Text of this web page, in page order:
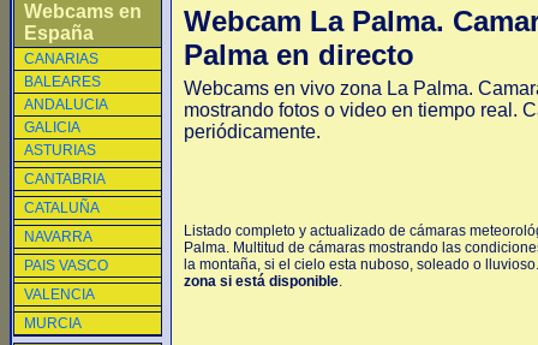
Webcams en
España
CANARIAS
BALEARES
ANDALUCIA
GALICIA
ASTURIAS
CANTABRIA
CATALUÑA
NAVARRA
PAIS VASCO
VALENCIA
MURCIA
Webcam La Palma.
Palma en directo
Webcams en vivo zona La Palma.
mostrando fotos o video en tiempo real.
periódicamente.
Listado completo y actualizado de cámaras
Palma. Multitud de cámaras mostrando las
la montaña, si el cielo esta nuboso, soleado o
zona si está disponible.